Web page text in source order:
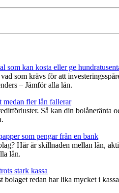
som kan kosta eller ge
som krävs för att
– Jämför alla lån.
medan fler lån fallerar
Så kan din bolåneränta
som pengar från en bank
Här är skillnaden mellan lån,
lån.
stark kassa
redan har lika mycket i